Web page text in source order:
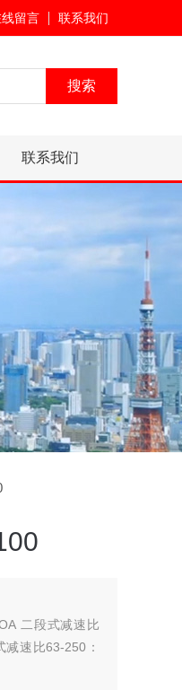
留言 联系我们
联系我们
二段式减速比
速比63-250：